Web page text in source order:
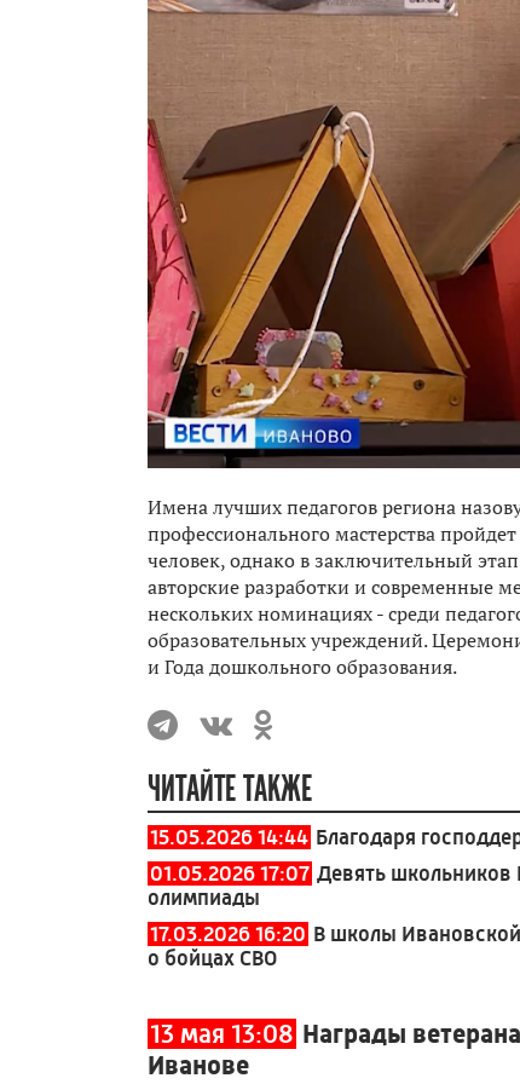
Имена лучших педагогов региона
профессионального мастерства
человек, однако в заключительный
авторские разработки и современные
нескольких номинациях - среди
образовательных учреждений.
и Года дошкольного образования.
ЧИТАЙТЕ ТАКЖЕ
15.05.2026 14:44 Благодаря
01.05.2026 17:07 Девять школьников
олимпиады
17.03.2026 16:20 В школы
о бойцах СВО
13 мая 13:08 Награды
Иванове